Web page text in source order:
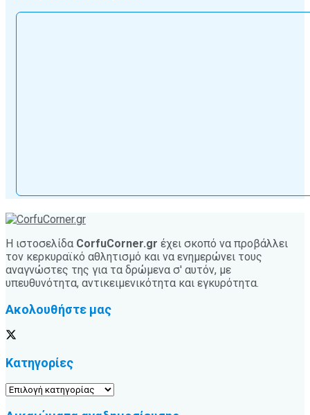
Η ιστοσελίδα CorfuCorner.gr έχει σκοπό να προβάλλει
τον κερκυραϊκό αθλητισμό και να ενημερώνει τους
αναγνώστες της για τα δρώμενα σ' αυτόν, με
υπευθυνότητα, αντικειμενικότητα και εγκυρότητα.
Ακολουθήστε μας
Κατηγορίες
Κατηγορίες